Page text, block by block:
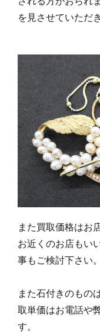
を見させていただ
また買取価格はお
お近くのお店もい
事もご検討下さい。
また石付きのもの
取単価はお電話や
す。